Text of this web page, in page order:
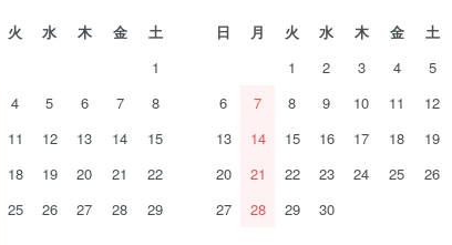
火 水 木 金
土
1
4 5 6 7
8
11 12 13 14
15
18 19 20 21
22
25 26 27 28
29
日 月 火 水 木 金
土
1
2 3 4
5
6
7 8 9 10 11
12
13
14 15 16 17 18
19
20
21 22 23 24 25
26
27
28 29 30